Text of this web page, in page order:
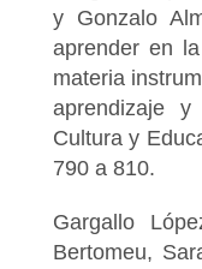
y Gonzalo
aprender en
materia
aprendizaje y
Cultura y
790 a 810.
Gargallo
Bertomeu,